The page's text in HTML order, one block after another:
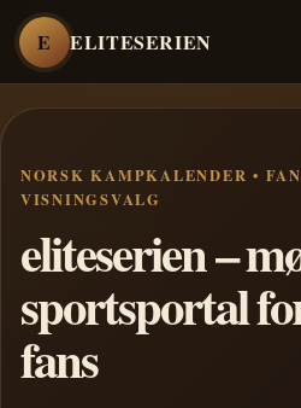
E ELITESERIEN
NORSK KAMPKALENDER •
VISNINGSVALG
eliteserien –
sportsportal
fans